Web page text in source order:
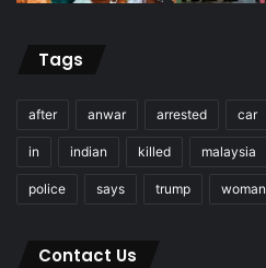
Tags
after anwar arrested car
in indian killed malaysia
police says trump woman
Contact Us